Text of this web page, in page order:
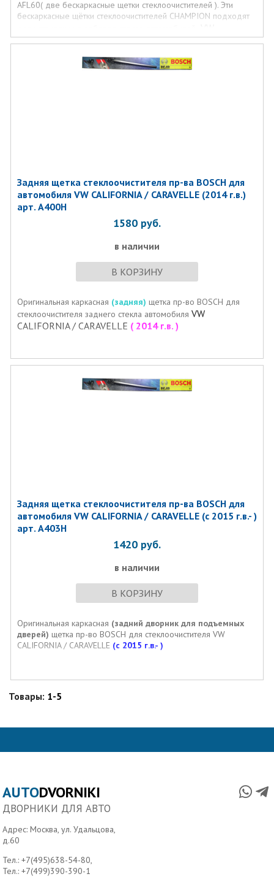
AFL60( две бескаркасные щетки стеклоочистителей ). Эти
бескаркасные щётки стеклоочистителей CHAMPION подходят
CALIFORNIA / CARAVELLE(с 2014 г.в.- ) креплениями (
Задняя щетка стеклоочистителя пр-ва BOSCH для
автомобиля VW CALIFORNIA / CARAVELLE (2014 г.в.)
арт. A400H
1580 руб.
в наличии
В КОРЗИНУ
Оригинальная каркасная (задняя) щетка пр-во BOSCH для
стеклоочистителя заднего стекла автомобиля VW
CALIFORNIA / CARAVELLE ( 2014 г.в. )
Задняя щетка стеклоочистителя пр-ва BOSCH для
автомобиля VW CALIFORNIA / CARAVELLE (с 2015 г.в.- )
арт. A403H
1420 руб.
в наличии
В КОРЗИНУ
Оригинальная каркасная (задний дворник для подъемных
дверей) щетка пр-во BOSCH для стеклоочистителя VW
CALIFORNIA / CARAVELLE (с 2015 г.в.- )
Товары: 1-5
AUTODVORNIKI
ДВОРНИКИ ДЛЯ АВТО
Адрес: Москва, ул. Удальцова,
д.60
Тел.:+7(495)638-54-80,
Тел.:+7(499)390-390-1